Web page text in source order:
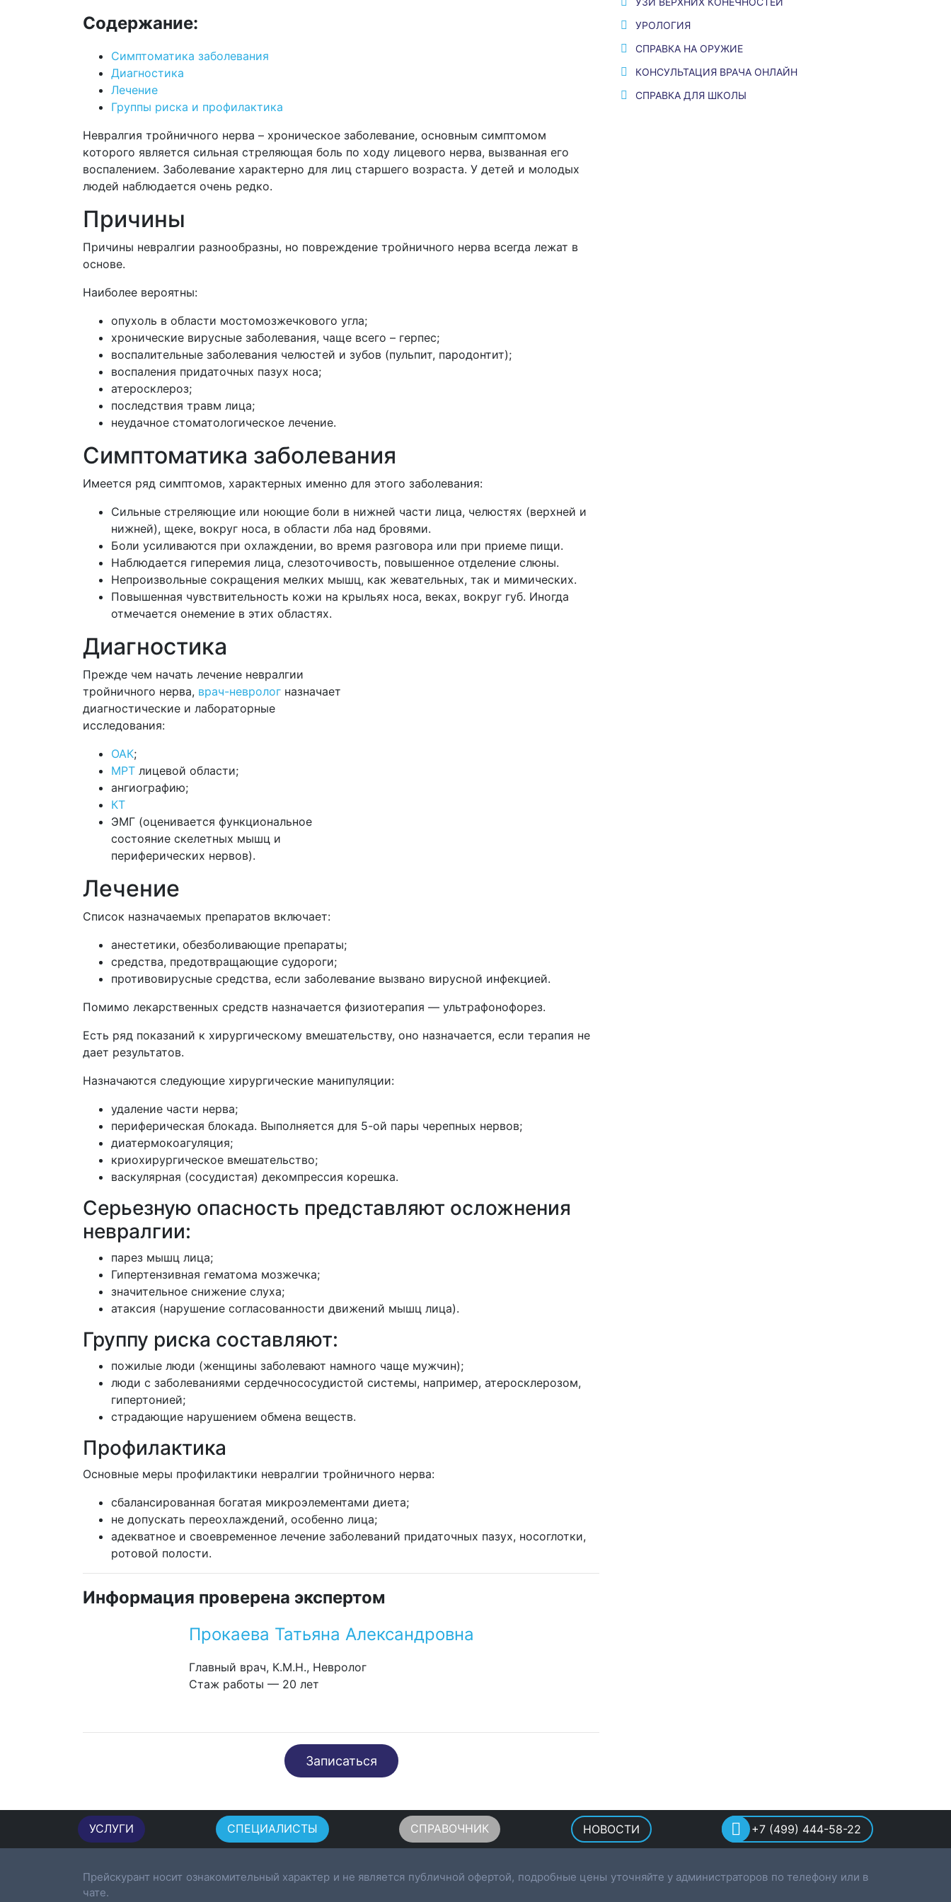
Содержание:
Симптоматика заболевания
Диагностика
Лечение
Группы риска и профилактика
Невралгия тройничного нерва – хроническое заболевание, основным симптомом
которого является сильная стреляющая боль по ходу лицевого нерва, вызванная его
воспалением. Заболевание характерно для лиц старшего возраста. У детей и молодых
людей наблюдается очень редко.
Причины
Причины невралгии разнообразны, но повреждение тройничного нерва всегда лежат в
основе.
Наиболее вероятны:
опухоль в области мостомозжечкового угла;
хронические вирусные заболевания, чаще всего – герпес;
воспалительные заболевания челюстей и зубов (пульпит, пародонтит);
воспаления придаточных пазух носа;
атеросклероз;
последствия травм лица;
неудачное стоматологическое лечение.
Симптоматика заболевания
Имеется ряд симптомов, характерных именно для этого заболевания:
Сильные стреляющие или ноющие боли в нижней части лица, челюстях (верхней и
нижней), щеке, вокруг носа, в области лба над бровями.
Боли усиливаются при охлаждении, во время разговора или при приеме пищи.
Наблюдается гиперемия лица, слезоточивость, повышенное отделение слюны.
Непроизвольные сокращения мелких мышц, как жевательных, так и мимических.
Повышенная чувствительность кожи на крыльях носа, веках, вокруг губ. Иногда
отмечается онемение в этих областях.
Диагностика
Прежде чем начать лечение невралгии
тройничного нерва, врач-невролог назначает
диагностические и лабораторные
исследования:
ОАК;
МРТ лицевой области;
ангиографию;
КТ
ЭМГ (оценивается функциональное
состояние скелетных мышц и
периферических нервов).
Лечение
Список назначаемых препаратов включает:
анестетики, обезболивающие препараты;
средства, предотвращающие судороги;
противовирусные средства, если заболевание вызвано вирусной инфекцией.
Помимо лекарственных средств назначается физиотерапия — ультрафонофорез.
Есть ряд показаний к хирургическому вмешательству, оно назначается, если терапия не
дает результатов.
Назначаются следующие хирургические манипуляции:
удаление части нерва;
периферическая блокада. Выполняется для 5-ой пары черепных нервов;
диатермокоагуляция;
криохирургическое вмешательство;
васкулярная (сосудистая) декомпрессия корешка.
Серьезную опасность представляют осложнения
невралгии:
парез мышц лица;
Гипертензивная гематома мозжечка;
значительное снижение слуха;
атаксия (нарушение согласованности движений мышц лица).
Группу риска составляют:
пожилые люди (женщины заболевают намного чаще мужчин);
люди с заболеваниями сердечнососудистой системы, например, атеросклерозом,
гипертонией;
страдающие нарушением обмена веществ.
Профилактика
Основные меры профилактики невралгии тройничного нерва:
сбалансированная богатая микроэлементами диета;
не допускать переохлаждений, особенно лица;
адекватное и своевременное лечение заболеваний придаточных пазух, носоглотки,
ротовой полости.
Информация проверена экспертом
Прокаева Татьяна Александровна
Главный врач, К.М.Н., Невролог
Стаж работы — 20 лет
Записаться
УРОЛОГИЯ
СПРАВКА НА ОРУЖИЕ
КОНСУЛЬТАЦИЯ ВРАЧА ОНЛАЙН
СПРАВКА ДЛЯ ШКОЛЫ
УСЛУГИ СПЕЦИАЛИСТЫ СПРАВОЧНИК НОВОСТИ +7 (499) 444-58-22
Прейскурант носит ознакомительный характер и не является публичной офертой, подробные цены уточняйте у администраторов по телефону или в
чате.